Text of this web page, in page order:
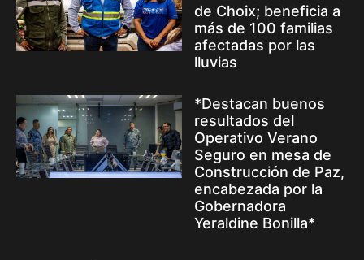
de Choix; beneficia a
más de 100 familias
afectadas por las
lluvias
*Destacan buenos
resultados del
Operativo Verano
Seguro en mesa de
Construcción de Paz,
encabezada por la
Gobernadora
Yeraldine Bonilla*